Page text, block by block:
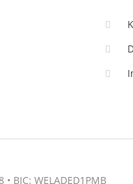
BIC: WELADED1PMB